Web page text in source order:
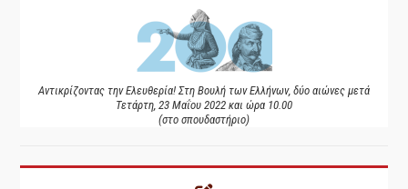
Αντικρίζοντας την Ελευθερία! Στη Βουλή των Ελλήνων, δύο αιώνες μετά
Τετάρτη, 23 Μαΐου 2022 και ώρα 10.00
(στο σπουδαστήριο)